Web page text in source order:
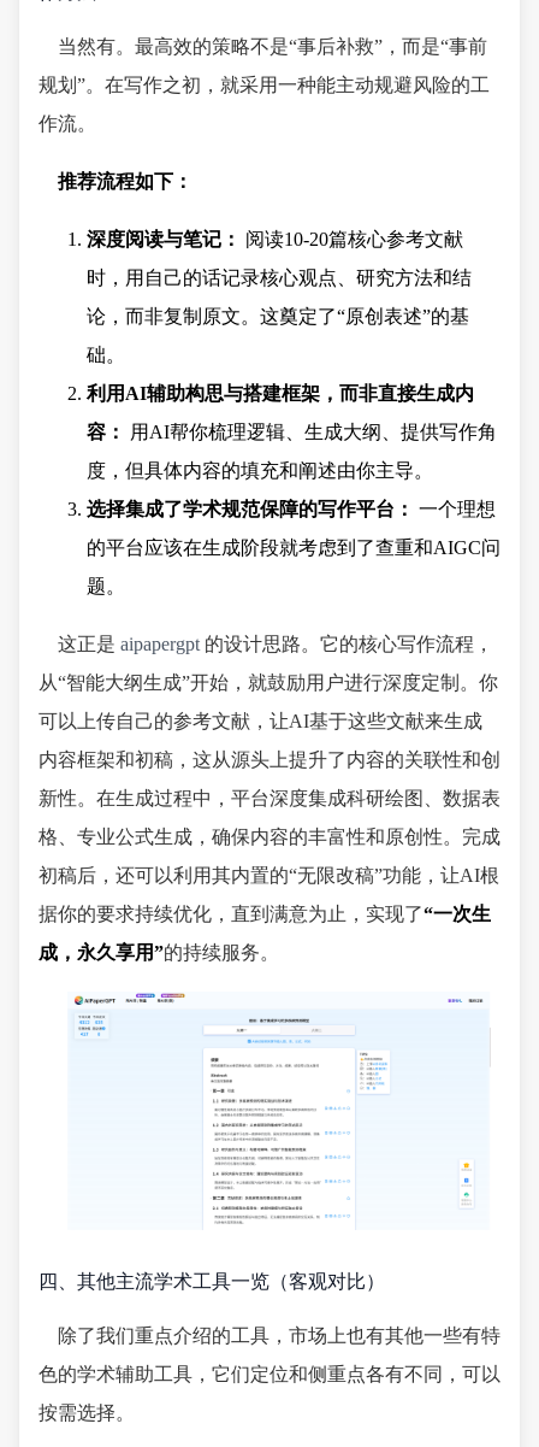
当然有。最高效的策略不是“事后补救”，而是“事前
规划”。在写作之初，就采用一种能主动规避风险的工
作流。
推荐流程如下：
深度阅读与笔记：
阅读10-20篇核心参考文献
时，用自己的话记录核心观点、研究方法和结
论，而非复制原文。这奠定了“原创表述”的基
础。
利用AI辅助构思与搭建框架，而非直接生成内
容：
用AI帮你梳理逻辑、生成大纲、提供写作角
度，但具体内容的填充和阐述由你主导。
选择集成了学术规范保障的写作平台： 一个理想
的平台应该在生成阶段就考虑到了查重和AIGC问
题。
这正是 aipapergpt 的设计思路。它的核心写作流程，
从“智能大纲生成”开始，就鼓励用户进行深度定制。你
可以上传自己的参考文献，让AI基于这些文献来生成
内容框架和初稿，这从源头上提升了内容的关联性和创
新性。在生成过程中，平台深度集成科研绘图、数据表
格、专业公式生成，确保内容的丰富性和原创性。完成
初稿后，还可以利用其内置的“无限改稿”功能，让AI根
据你的要求持续优化，直到满意为止，实现了“一次生
成，永久享用”的持续服务。
四、其他主流学术工具一览（客观对比）
除了我们重点介绍的工具，市场上也有其他一些有特
色的学术辅助工具，它们定位和侧重点各有不同，可以
按需选择。